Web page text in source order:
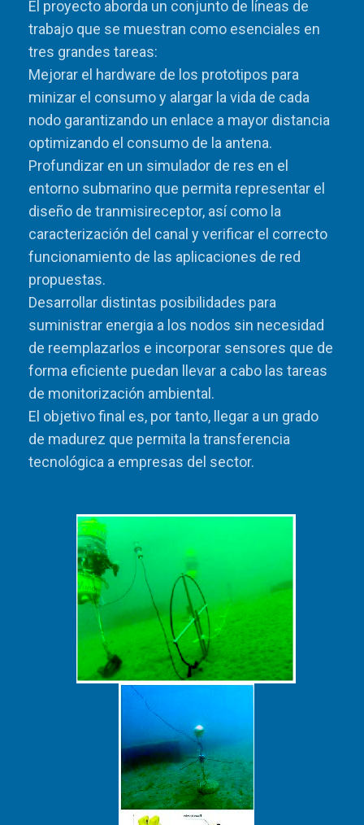
El proyecto aborda un conjunto de líneas de
trabajo que se muestran como esenciales en
tres grandes tareas:
Mejorar el hardware de los prototipos para
minizar el consumo y alargar la vida de cada
nodo garantizando un enlace a mayor distancia
optimizando el consumo de la antena.
Profundizar en un simulador de res en el
entorno submarino que permita representar el
diseño de tranmisireceptor, así como la
caracterización del canal y verificar el correcto
funcionamiento de las aplicaciones de red
propuestas.
Desarrollar distintas posibilidades para
suministrar energia a los nodos sin necesidad
de reemplazarlos e incorporar sensores que de
forma eficiente puedan llevar a cabo las tareas
de monitorización ambiental.
El objetivo final es, por tanto, llegar a un grado
de madurez que permita la transferencia
tecnológica a empresas del sector.